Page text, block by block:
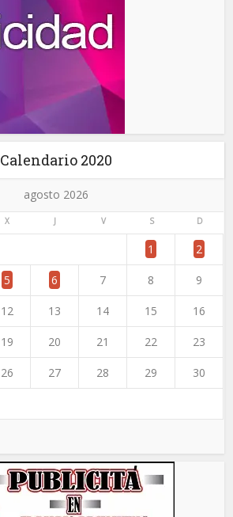
Calendario 2020
agosto 2026
X J V S D
1 2
5 6 7 8 9
12 13 14 15 16
19 20 21 22 23
26 27 28 29 30